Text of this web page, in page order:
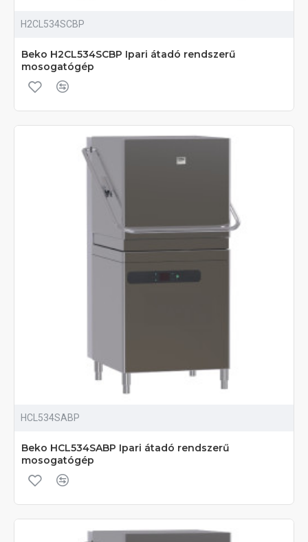
H2CL534SCBP
Beko H2CL534SCBP Ipari átadó rendszerű
mosogatógép
HCL534SABP
Beko HCL534SABP Ipari átadó rendszerű
mosogatógép